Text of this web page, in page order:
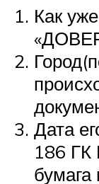
Как
Дата
186 ГК
бумага